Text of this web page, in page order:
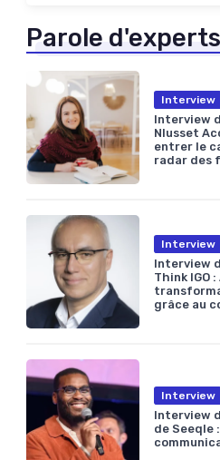
Parole d'experts
Interview
Interview
Nlusset
entrer le
radar des
Interview
Interview
Think IGO
grâce au
Interview
Interview
de Seeqle